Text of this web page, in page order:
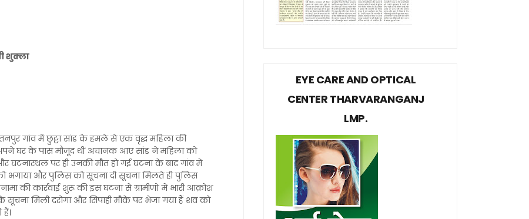
शुक्ला
गांव में छुट्टा सांड के हमले से एक वृद्ध महिला की
अपने घर के पास मौजूद थीं अचानक आए सांड ने महिला को
घटनास्थल पर ही उनकी मौत हो गई घटना के बाद गांव में
भगाया और पुलिस को सूचना दी सूचना मिलते ही पुलिस
की कार्रवाई शुरू की इस घटना से ग्रामीणों में भारी आक्रोश
सूचना मिली दरोगा और सिपाही मौके पर भेजा गया हैं शव को
EYE CARE AND OPTICAL
CENTER THARVARANGANJ
LMP.